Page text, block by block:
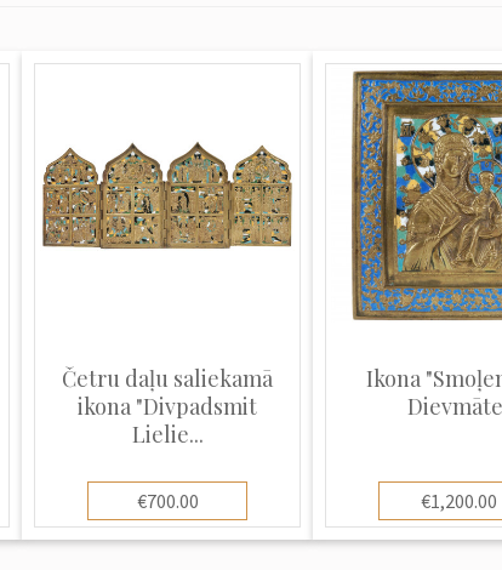
Četru daļu saliekamā
ikona "Divpadsmit
Lielie...
€700.00
Ikona
€1,200.00